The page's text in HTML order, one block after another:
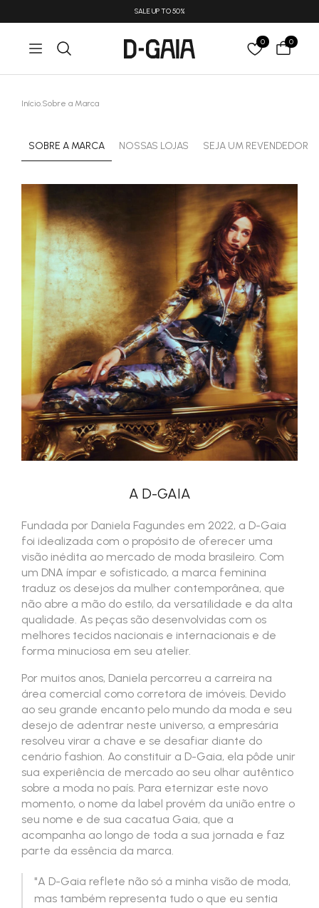
SALE UP TO 50%
0 0
Início.Sobre a Marca
SOBRE A MARCA NOSSAS LOJAS SEJA UM REVENDEDOR
A D-GAIA
Fundada por Daniela Fagundes em 2022, a D-Gaia
foi idealizada com o propósito de oferecer uma
visão inédita ao mercado de moda brasileiro. Com
um DNA ímpar e sofisticado, a marca feminina
traduz os desejos da mulher contemporânea, que
não abre a mão do estilo, da versatilidade e da alta
qualidade. As peças são desenvolvidas com os
melhores tecidos nacionais e internacionais e de
forma minuciosa em seu atelier.
Por muitos anos, Daniela percorreu a carreira na
área comercial como corretora de imóveis. Devido
ao seu grande encanto pelo mundo da moda e seu
desejo de adentrar neste universo, a empresária
resolveu virar a chave e se desafiar diante do
cenário fashion. Ao constituir a D-Gaia, ela pôde unir
sua experiência de mercado ao seu olhar autêntico
sobre a moda no país. Para eternizar este novo
momento, o nome da label provém da união entre o
seu nome e de sua cacatua Gaia, que a
acompanha ao longo de toda a sua jornada e faz
parte da essência da marca.
"A D-Gaia reflete não só a minha visão de moda,
mas também representa tudo o que eu sentia